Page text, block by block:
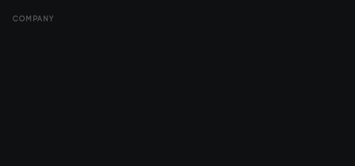
COMPANY